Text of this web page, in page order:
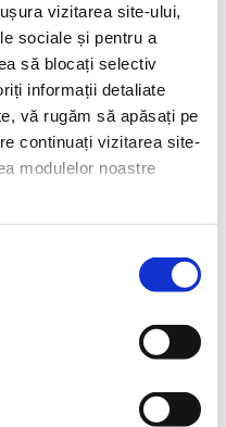
vizitarea site-ului,
sociale și pentru a
să blocați selectiv
informații detaliate
vă rugăm să apăsați pe
continuați vizitarea site-
modulelor noastre
meu e Nevinovăție